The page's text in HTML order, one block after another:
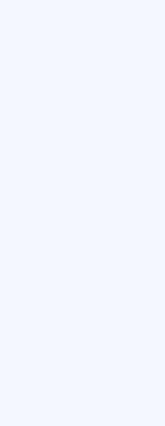
tratamientos
aseguran un alto
la
biocompatibles
damos
rejuvenecen y
Equipo